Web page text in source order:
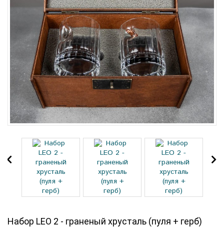
Набор LEO 2 - граненый хрусталь (пуля + герб)